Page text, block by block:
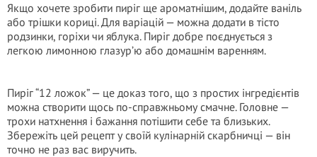
Якщо хочете зробити пиріг ще ароматнішим, додайте ваніль
або трішки кориці. Для варіацій — можна додати в тісто
родзинки, горіхи чи яблука. Пиріг добре поєднується з
легкою лимонною глазур’ю або домашнім варенням.
Пиріг “12 ложок” — це доказ того, що з простих інгредієнтів
можна створити щось по-справжньому смачне. Головне —
трохи натхнення і бажання потішити себе та близьких.
Збеpeжіть цей рецепт у своїй кулінарній скарбничці — він
точно не раз вас виручить.